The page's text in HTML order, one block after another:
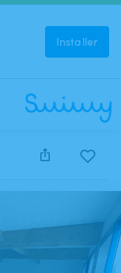
Installer
être réservée.